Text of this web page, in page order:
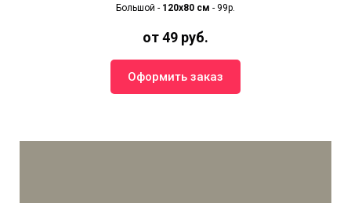
Большой - 120х80 см - 99р.
от 49 руб.
Оформить заказ